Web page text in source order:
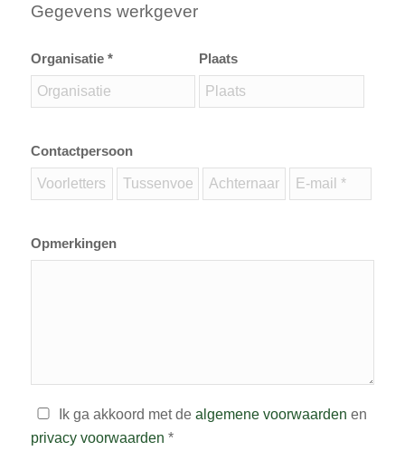
Gegevens werkgever
Organisatie * Plaats
Contactpersoon
Opmerkingen
Ik ga akkoord met de algemene voorwaarden en
privacy voorwaarden *